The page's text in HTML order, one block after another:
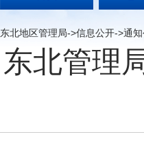
东北地区管理局->信息公开->通
东北管理
按
Alt
加
波
浪